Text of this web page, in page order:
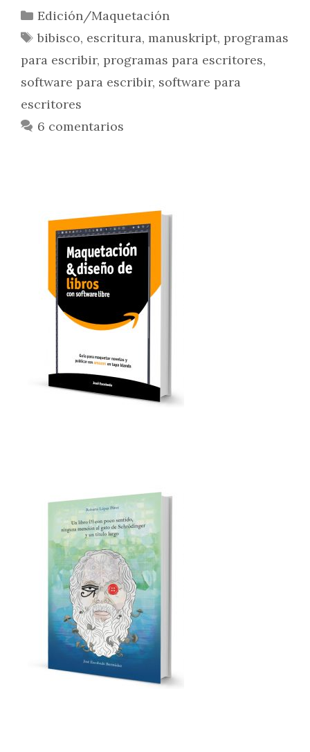
Edición/Maquetación
bibisco, escritura, manuskript, programas
para escribir, programas para escritores,
software para escribir, software para
escritores
6 comentarios